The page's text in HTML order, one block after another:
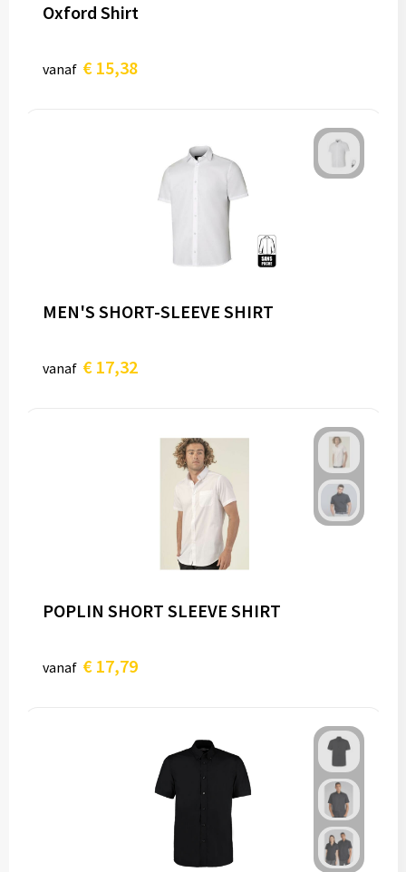
Oxford Shirt
vanaf € 15,38
MEN'S SHORT-SLEEVE SHIRT
vanaf € 17,32
POPLIN SHORT SLEEVE SHIRT
vanaf € 17,79